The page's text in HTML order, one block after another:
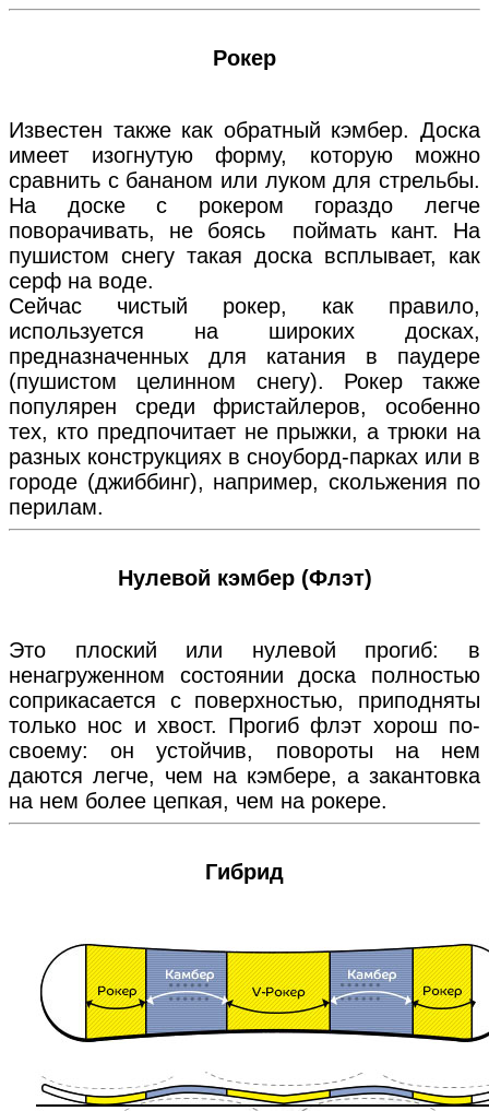
Рокер
Известен также как обратный кэмбер. Доска
имеет изогнутую форму, которую можно
сравнить с бананом или луком для стрельбы.
На доске с рокером гораздо легче
поворачивать, не боясь поймать кант. На
пушистом снегу такая доска всплывает, как
серф на воде.
Сейчас чистый рокер, как правило,
используется на широких досках,
предназначенных для катания в паудере
(пушистом целинном снегу). Рокер также
популярен среди фристайлеров, особенно
тех, кто предпочитает не прыжки, а трюки на
разных конструкциях в сноуборд-парках или в
городе (джиббинг), например, скольжения по
перилам.
Нулевой кэмбер (Флэт)
Это плоский или нулевой прогиб: в
ненагруженном состоянии доска полностью
соприкасается с поверхностью, приподняты
только нос и хвост. Прогиб флэт хорош по-
своему: он устойчив, повороты на нем
даются легче, чем на кэмбере, а закантовка
на нем более цепкая, чем на рокере.
Гибрид